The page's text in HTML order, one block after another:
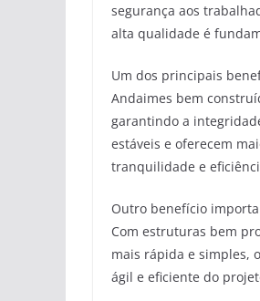
segurança aos
alta qualidade é
Um dos principais
Andaimes bem
garantindo a
estáveis e oferecem
tranquilidade e
Outro benefício
Com estruturas bem
mais rápida e simples,
ágil e eficiente do